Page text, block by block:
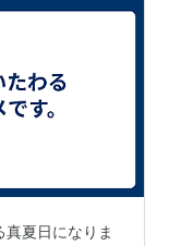
夏日になりま